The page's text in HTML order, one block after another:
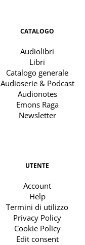
CATALOGO
Audiolibri
Libri
Catalogo generale
Audioserie & Podcast
Audionotes
Emons Raga
Newsletter
UTENTE
Account
Help
Termini di utilizzo
Privacy Policy
Cookie Policy
Edit consent